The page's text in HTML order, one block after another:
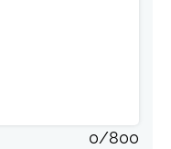
0/800